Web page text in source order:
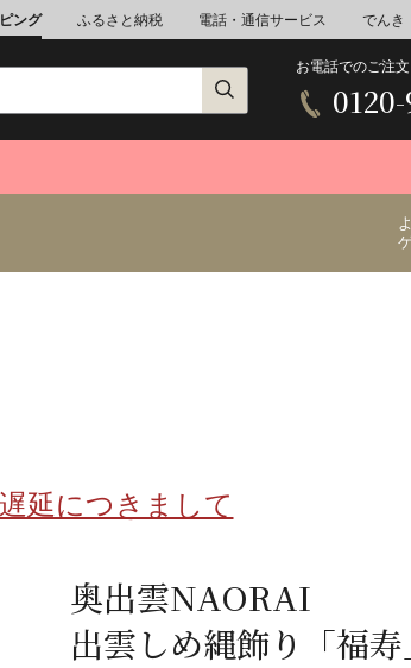
ング ふるさと納税 電話・通信サービス でんき
お電話でのご注
豊洲お取り寄せ
延につきまして
奥出雲NAORAI
出雲しめ縄飾り「福寿